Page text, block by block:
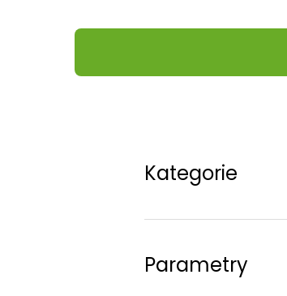
Kategorie
Parametry